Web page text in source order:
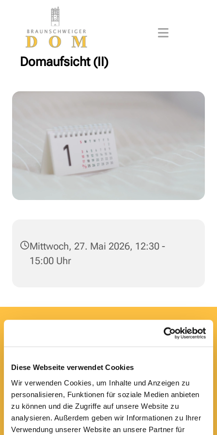
Diese Webseite verwendet Cookies
Wir verwenden Cookies, um Inhalte und Anzeigen zu
personalisieren, Funktionen für soziale Medien anbieten
zu können und die Zugriffe auf unsere Website zu
analysieren. Außerdem geben wir Informationen zu Ihrer
Verwendung unserer Website an unsere Partner für
Domaufsicht (II)
Mittwoch, 27. Mai 2026, 12:30 -
15:00 Uhr
Ev.-luth. Domkirche St. Blasii zu Braunschweig
38100 Braunschweig
Domsekretariat
 0531 - 24 33 5-0
dom.bs.buero@lk-bs.de
Domkantorat
 0531 - 24 33 5-20